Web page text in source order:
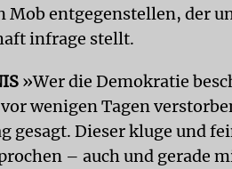
Mob entgegenstellen, der
infrage stellt.
»Wer die Demokratie
wenigen Tagen
gesagt. Dieser kluge und
– auch und gerade